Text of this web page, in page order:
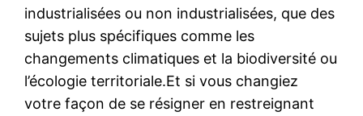
industrialisées ou non industrialisées, que des
sujets plus spécifiques comme les
changements climatiques et la biodiversité ou
l’écologie territoriale.Et si vous changiez
votre façon de se résigner en restreignant